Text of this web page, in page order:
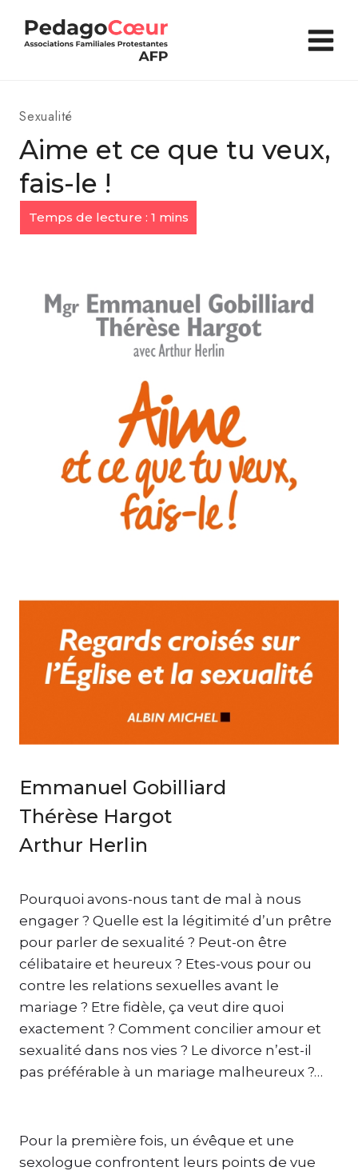
Sexualité
Aime et ce que tu veux,
fais-le !
Emmanuel Gobilliard
Thérèse Hargot
Arthur Herlin
Pourquoi avons-nous tant de mal à nous
engager ? Quelle est la légitimité d’un prêtre
pour parler de sexualité ? Peut-on être
célibataire et heureux ? Etes-vous pour ou
contre les relations sexuelles avant le
mariage ? Etre fidèle, ça veut dire quoi
exactement ? Comment concilier amour et
sexualité dans nos vies ? Le divorce n’est-il
pas préférable à un mariage malheureux ?…
Pour la première fois, un évêque et une
sexologue confrontent leurs points de vue